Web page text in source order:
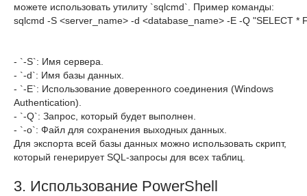
можете использовать утилиту `sqlcmd`. Пример команды:
sqlcmd -S <server_name> -d <database_name> -E -Q "SELECT *
- `-S`: Имя сервера.
- `-d`: Имя базы данных.
- `-E`: Использование доверенного соединения (Windows
Authentication).
- `-Q`: Запрос, который будет выполнен.
- `-o`: Файл для сохранения выходных данных.
Для экспорта всей базы данных можно использовать скрипт,
который генерирует SQL-запросы для всех таблиц.
3. Использование PowerShell